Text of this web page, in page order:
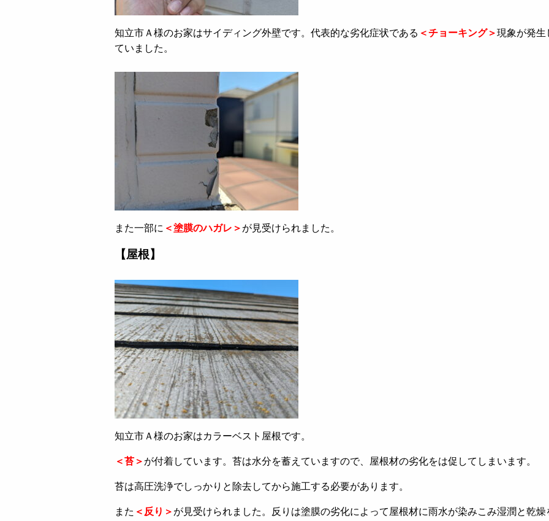
知立市Ａ様のお家はサイディング外壁です。代表的な劣化症状である ＜チョーキング＞現象が発生
ていました。
また一部に ＜塗膜のハガレ＞ が見受けられました。
【屋根】
知立市Ａ様のお家はカラーベスト屋根です。
＜苔＞ が付着しています。苔は水分を蓄えていますので、屋根材の劣化をは促してしまいます。
苔は高圧洗浄でしっかりと除去してから施工する必要があります。
また ＜反り＞ が見受けられました。反りは塗膜の劣化によって屋根材に雨水が染みこみ湿潤と乾燥